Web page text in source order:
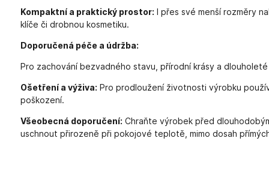
Kompaktní a praktický prostor: I přes své menší rozměry
klíče či drobnou kosmetiku.
Doporučená péče a údržba:
Pro zachování bezvadného stavu, přírodní krásy a
Ošetření a výživa: Pro prodloužení životnosti výrobku
poškození.
Všeobecná doporučení: Chraňte výrobek před
uschnout přirozeně při pokojové teplotě, mimo dosah